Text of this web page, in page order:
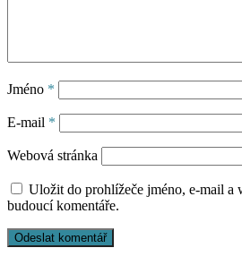
Jméno *
E-mail *
Webová stránka
Uložit do prohlížeče jméno, e-mail a
budoucí komentáře.